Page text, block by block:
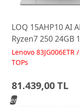
LOQ 15AHP10 AI
Ryzen7 250 24GB
RTX5060 15.6 IPS
FreeDos Gaming
Lenovo 83JG006ETR
TOPs
81.439,00 TL
Yeni